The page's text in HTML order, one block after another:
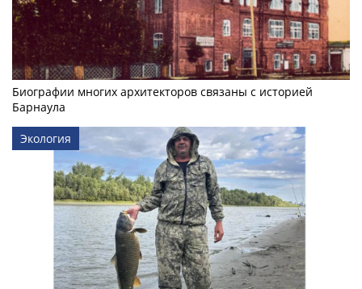
Биографии многих архитекторов связаны с историей
Барнаула
Экология